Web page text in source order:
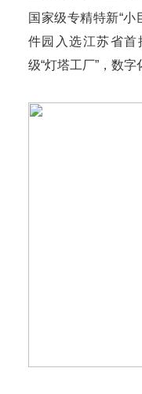
国家级专精特新“
件园入选江苏省
级“灯塔工厂”，数字